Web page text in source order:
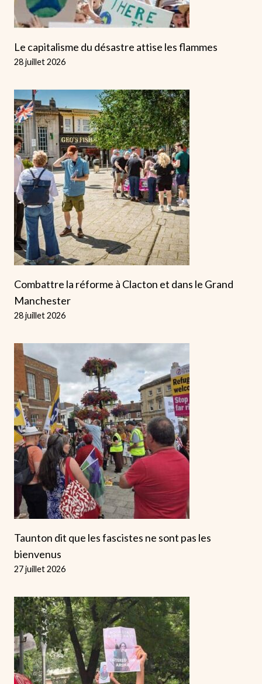
Le capitalisme du désastre attise les flammes
28 juillet 2026
Combattre la réforme à Clacton et dans le Grand
Manchester
28 juillet 2026
Taunton dit que les fascistes ne sont pas les
bienvenus
27 juillet 2026